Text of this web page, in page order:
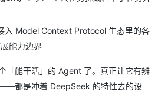
入 Model Context Protocol 生态里的各
能力边界
「能干活」的 Agent 了。真正让它有辨
都是冲着 DeepSeek 的特性去的设